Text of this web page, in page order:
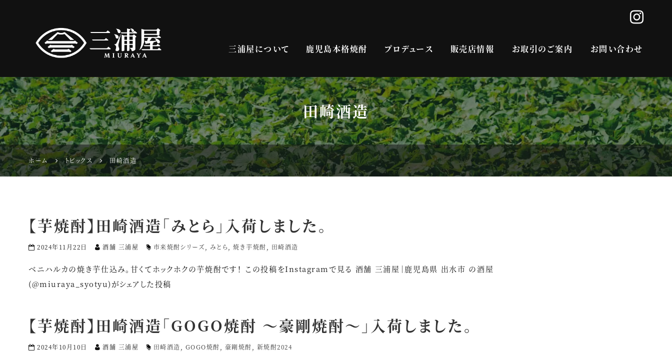
三浦屋について 鹿児島本格焼酎 プロデュース 販売店情報 お取引のご案内 お問い合わせ
田崎酒造
ホーム トピックス 田崎酒造
【芋焼酎】田崎酒造「みとら」入荷しました。
2024年11月22日 酒舗 三浦屋 市来焼酎シリーズ みとら 焼き芋焼酎 田崎酒造
ベニハルカの焼き芋仕込み。甘くてホックホクの芋焼酎です！ この投稿をInstagramで見る 酒舗 三浦屋｜鹿児島県 出水市 の酒屋
(@miuraya_syotyu)がシェアした投稿
【芋焼酎】田崎酒造「GOGO焼酎 ～豪剛焼酎～」入荷しました。
2024年10月10日 酒舗 三浦屋 田崎酒造 GOGO焼酎 豪剛焼酎 新焼酎2024